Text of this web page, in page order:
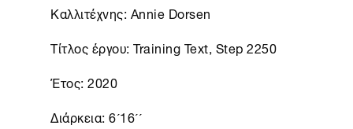
Καλλιτέχνης: Annie Dorsen
Τίτλος έργου: Training Text, Step 2250
Έτος: 2020
Διάρκεια: 6´16´´